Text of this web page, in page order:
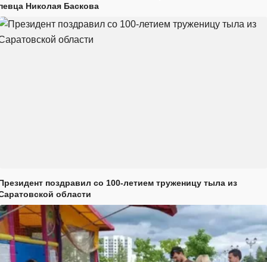
Николая Баскова
поздравил со 100-летием труженицу тыла из
области